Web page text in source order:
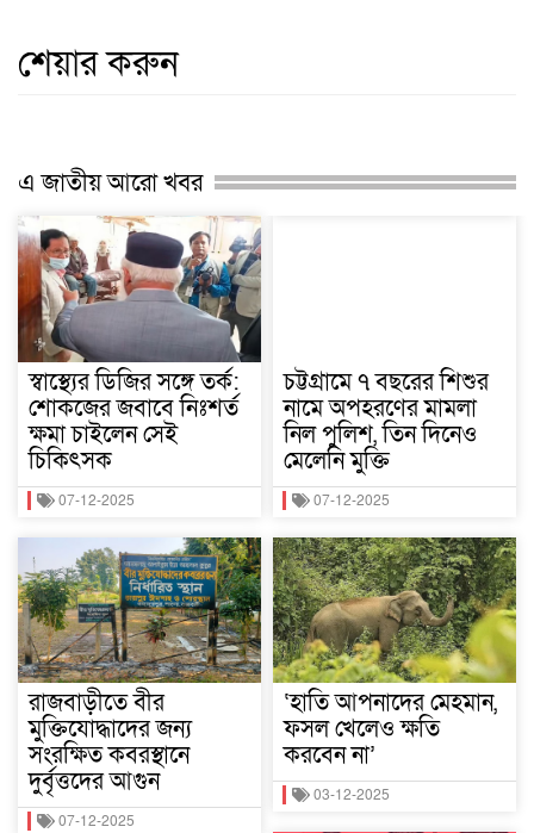
শেয়ার করুন
এ জাতীয় আরো খবর
স্বাস্থ্যের ডিজির সঙ্গে তর্ক:
শোকজের জবাবে নিঃশর্ত
ক্ষমা চাইলেন সেই
চিকিৎসক
07-12-2025
রাজবাড়ীতে বীর
মুক্তিযোদ্ধাদের জন্য
সংরক্ষিত কবরস্থানে
দুর্বৃত্তদের আগুন
07-12-2025
চট্টগ্রামে ৭ বছরের শিশুর
নামে অপহরণের মামলা
নিল পুলিশ, তিন দিনেও
মেলেনি মুক্তি
07-12-2025
‘হাতি আপনাদের মেহমান,
ফসল খেলেও ক্ষতি
করবেন না’
03-12-2025